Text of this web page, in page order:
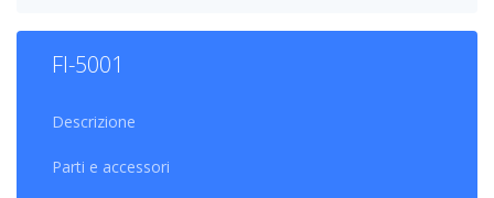
FI-5001
Descrizione
Parti e accessori